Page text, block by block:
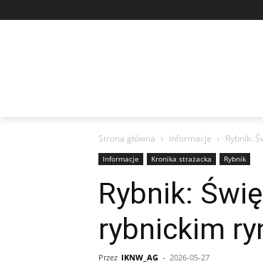
Strona główna Informacje Rybnik:
Informacje Kronika strażacka Rybnik
Rybnik:
rybnickim
Przez IKNW_AG - 2026-05-27